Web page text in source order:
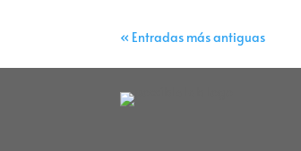
« Entradas más antiguas